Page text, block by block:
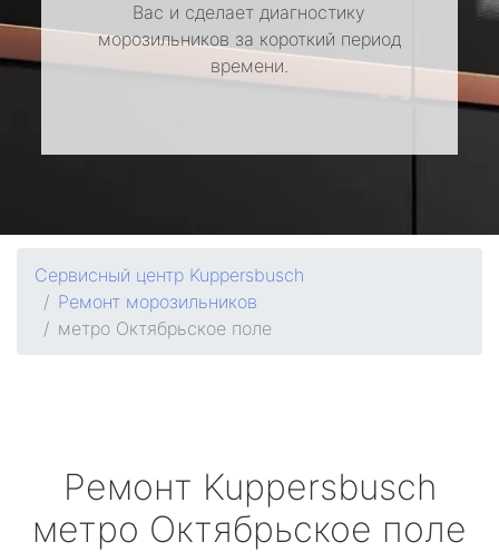
Вас и сделает диагностику
морозильников за короткий период
времени.
Сервисный центр Kuppersbusch
Ремонт морозильников
метро Октябрьское поле
Ремонт Kuppersbusch
метро Октябрьское поле